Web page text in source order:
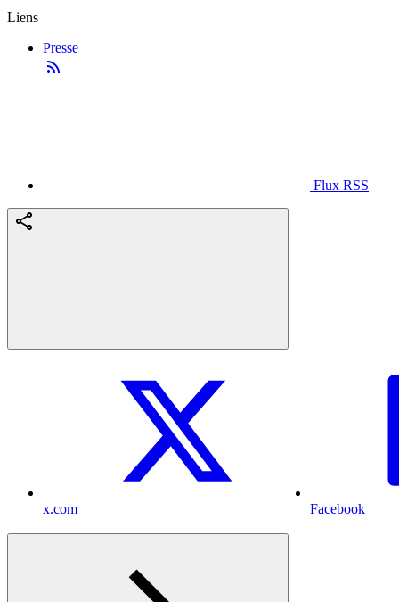
Liens
Presse
Flux RSS
x.com Facebook